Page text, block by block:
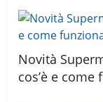
Novità
cos’è e come